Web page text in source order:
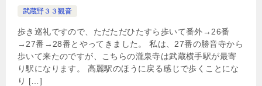
武蔵野３３観音
歩き巡礼ですので、ただただひたすら歩いて番外→26番
→27番→28番とやってきました。 私は、27番の勝音寺から
歩いて来たのですが、こちらの瀧泉寺は武蔵横手駅が最寄
り駅になります。 高麗駅のほうに戻る感じで歩くことにな
り […]